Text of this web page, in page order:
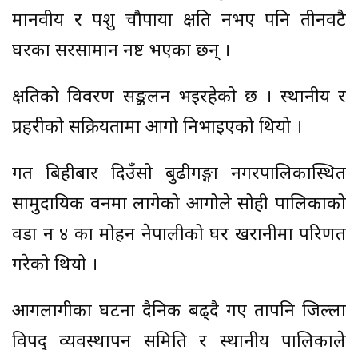
मानवीय र पशु चौपाया क्षति नभए पनि तीनवटै
घरका सरसामान नष्ट भएका छन् ।
क्षतिको विवरण सङ्कलन भइरहेको छ । स्थानीय र
प्रहरीको सक्रियतामा आगो निभाइएको थियो ।
गत बिहीबार दिउँसो बुढीगङ्गा नगरपालिकास्थित
सामुदायिक वनमा लागेको आगोले सोही पालिकाको
वडा न ४ का मोहन नेपालीको घर खरानीमा परिणत
गरेको थियो ।
आगलागीका घटना दैनिक बढ्दै गए तापनि जिल्ला
विपद् व्यवस्थापन समिति र स्थानीय पालिकाले